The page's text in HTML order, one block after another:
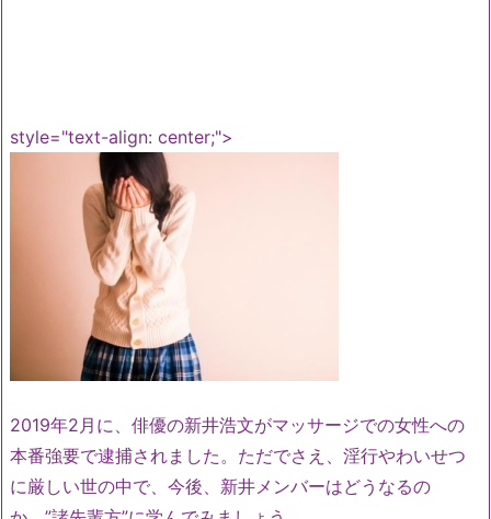
style="text-align: center;">
2019年2月に、俳優の新井浩文がマッサージでの女性への
本番強要で逮捕されました。ただでさえ、淫行やわいせつ
に厳しい世の中で、今後、新井メンバーはどうなるの